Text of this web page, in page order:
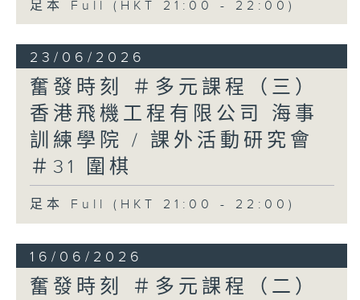
足本 Full (HKT 21:00 - 22:00)
23/06/2026
奮發時刻 ＃多元課程（三）
香港飛機工程有限公司 海事
訓練學院 / 課外活動研究會
＃31 圍棋
足本 Full (HKT 21:00 - 22:00)
16/06/2026
奮發時刻 ＃多元課程（二）